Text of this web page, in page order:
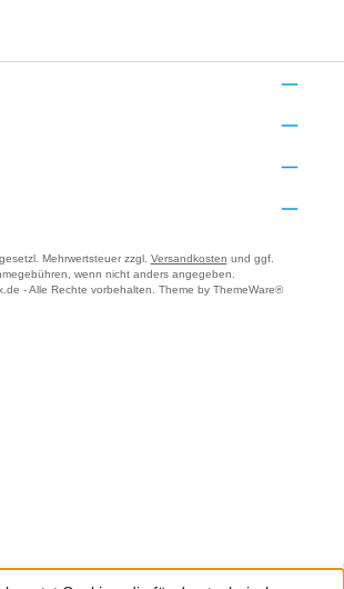
Mehrwertsteuer zzgl. Versandkosten und ggf.
wenn nicht anders angegeben.
- Alle Rechte vorbehalten. Theme by ThemeWare®